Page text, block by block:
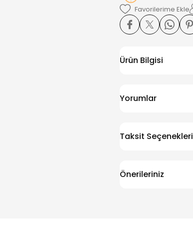
Ürün Bilgisi
Yorumlar
Taksit Seçenekleri
Önerileriniz